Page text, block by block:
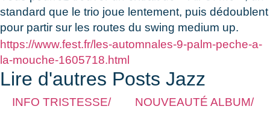
standard que le trio joue lentement, puis dédoublent
pour partir sur les routes du swing medium up.
https://www.fest.fr/les-automnales-9-palm-peche-a-
la-mouche-1605718.html
Lire d'autres Posts Jazz
INFO TRISTESSE/ NOUVEAUTÉ ALBUM/